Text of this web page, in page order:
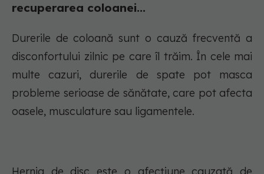
recuperarea coloanei...
Durerile de coloană sunt o cauză frecventă a
disconfortului zilnic pe care îl trăim. În cele mai
multe cazuri, durerile de spate pot masca
probleme serioase de sănătate, care pot afecta
oasele, musculature sau ligamentele.